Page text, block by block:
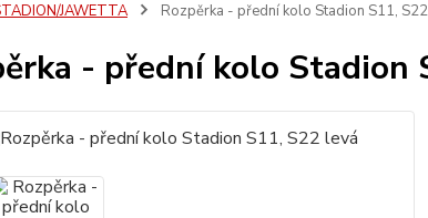
JAWETTA Rozpěrka - přední kolo Stadion S11,
- přední kolo Stadion